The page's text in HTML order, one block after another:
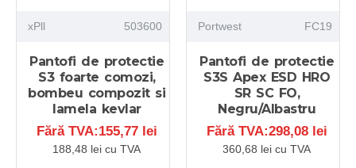
xPll 503600
Pantofi de protectie
S3 foarte comozi,
bombeu compozit si
lamela kevlar
Fără TVA:155,77 lei
188,48 lei cu TVA
Portwest FC19
Pantofi de protectie
S3S Apex ESD HRO
SR SC FO,
Negru/Albastru
Fără TVA:298,08 lei
360,68 lei cu TVA